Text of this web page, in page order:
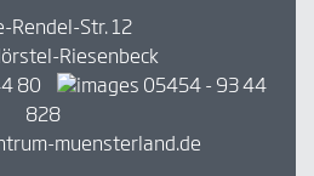
Rendel-Str. 12
Riesenbeck
80
05454 - 93 44
828
muensterland.de